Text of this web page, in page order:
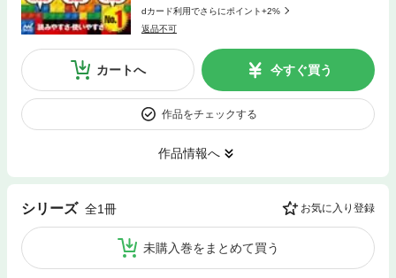
dカード利用でさらにポイント+2%
返品不可
カートへ 今すぐ買う
作品をチェックする
作品情報へ
シリーズ 全1冊 お気に入り登録
未購入巻をまとめて買う